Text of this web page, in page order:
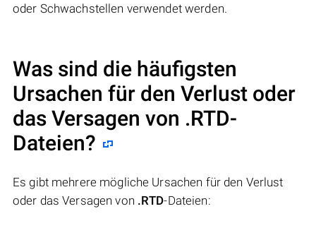
oder Schwachstellen verwendet werden.
Was sind die häufigsten
Ursachen für den Verlust oder
das Versagen von .RTD-
Dateien?
Es gibt mehrere mögliche Ursachen für den Verlust
oder das Versagen von .RTD-Dateien: